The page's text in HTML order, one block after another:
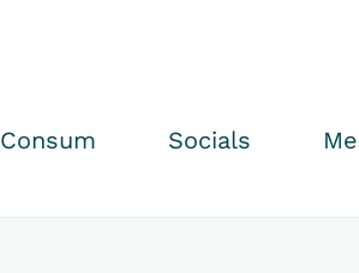
Consum Socials